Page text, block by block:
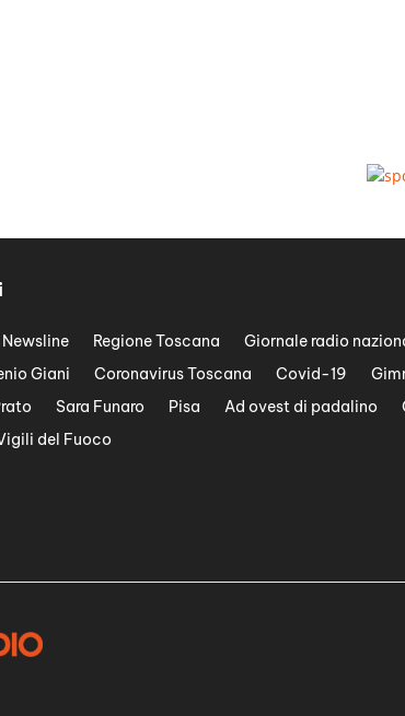
Newsline Regione Toscana Giornale radio
Giani Coronavirus Toscana Covid-19
Sara Funaro Pisa Ad ovest di padalino
del Fuoco